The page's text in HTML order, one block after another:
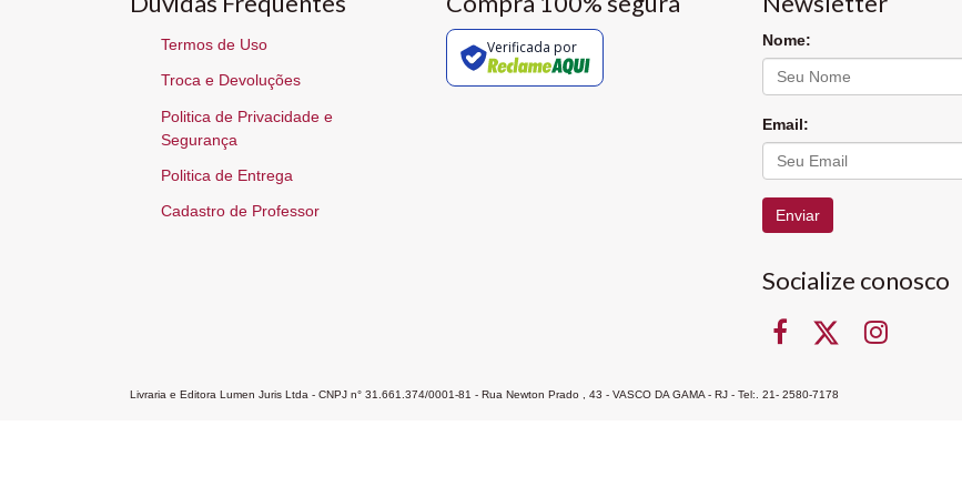
Termos de Uso
Troca e Devoluções
Politica de Privacidade e
Segurança
Politica de Entrega
Cadastro de Professor
Verificada por Nome:
Email:
Enviar
Socialize conosco
Livraria e Editora Lumen Juris Ltda - CNPJ n° 31.661.374/0001-81 - Rua Newton Prado , 43 - VASCO DA GAMA - RJ - Tel:. 21- 2580-7178